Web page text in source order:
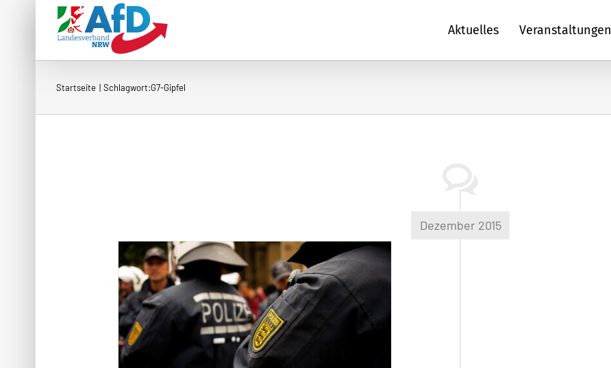
Aktuelles Veranstaltungen
Startseite Schlagwort:G7-Gipfel
Dezember 2015